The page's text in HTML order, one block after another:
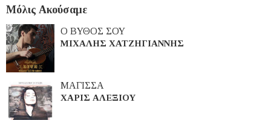
Μόλις Ακούσαμε
Ο ΒΥΘΟΣ ΣΟΥ
ΜΙΧΑΛΗΣ ΧΑΤΖΗΓΙΑΝΝΗΣ
ΜΑΓΙΣΣΑ
ΧΑΡΙΣ ΑΛΕΞΙΟΥ